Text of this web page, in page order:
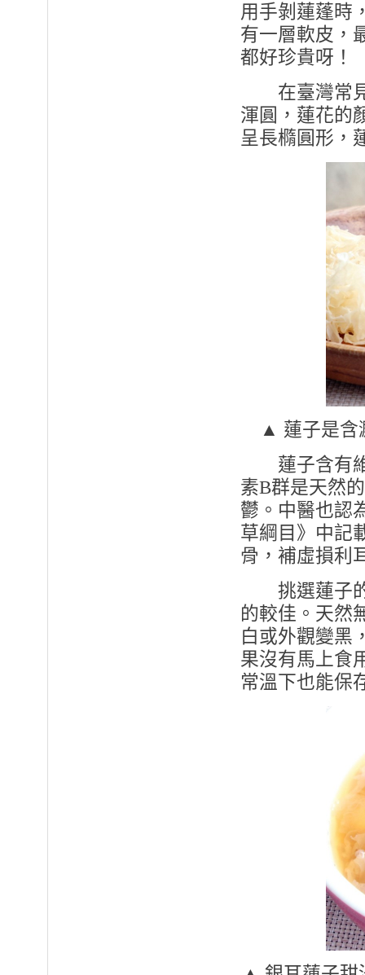
用手剝蓮蓬時
有一層軟皮，
都好珍貴呀！
在臺灣常見
渾圓，蓮花的
呈長橢圓形，
▲ 蓮子是含
蓮子含有維
素B群是天然
鬱。中醫也認
草綱目》中記
骨，補虛損利
挑選蓮子的
的較佳。天然
白或外觀變黑
果沒有馬上食
常溫下也能保